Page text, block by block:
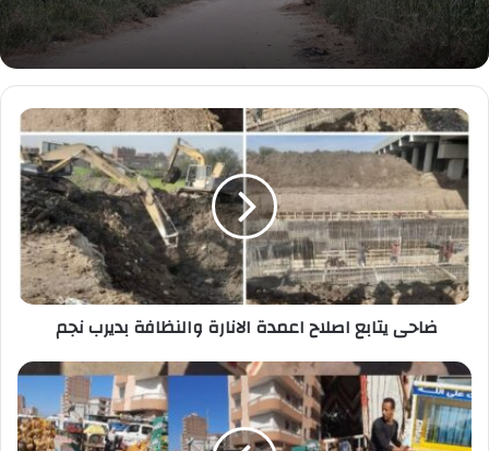
ضاحى
يتابع
اصلاح
اعمدة
الانارة
والنظافة
بديرب
نجم
ضاحى يتابع اصلاح اعمدة الانارة والنظافة بديرب نجم
رفع
الأشغالات
و33
نقلة